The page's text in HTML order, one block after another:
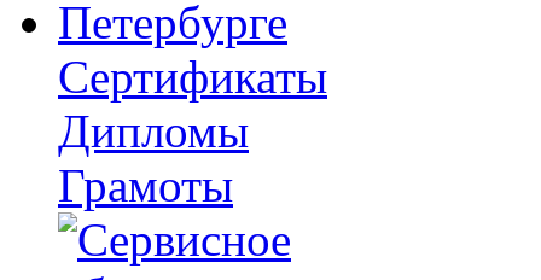
Сертификаты
Дипломы
Грамоты